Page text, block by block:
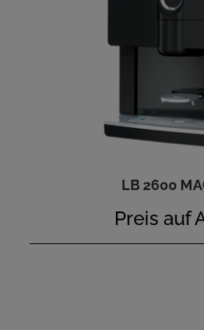
LB 2600
Preis auf